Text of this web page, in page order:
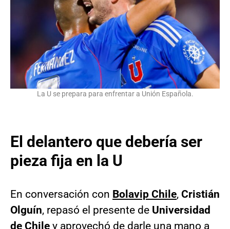
La U se prepara para enfrentar a Unión Española.
El delantero que debería ser
pieza fija en la U
En conversación con Bolavip Chile, Cristián
Olguín, repasó el presente de Universidad
de Chile y aprovechó de darle una mano a